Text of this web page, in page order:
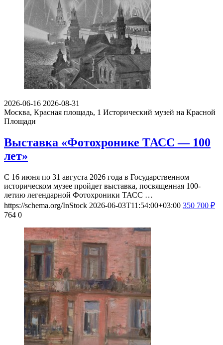
2026-06-16 2026-08-31
Москва, Красная площадь, 1 Исторический музей на Красной
Площади
Выставка «Фотохронике ТАСС — 100
лет»
С 16 июня по 31 августа 2026 года в Государственном
историческом музее пройдет выставка, посвященная 100-
летию легендарной Фотохроники ТАСС …
https://schema.org/InStock 2026-06-03T11:54:00+03:00 350 700 ₽
764 0